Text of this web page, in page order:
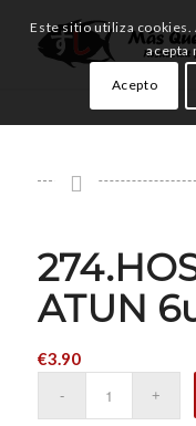
ATUN
€3.90
Este sitio utiliza
acepta
Acepto